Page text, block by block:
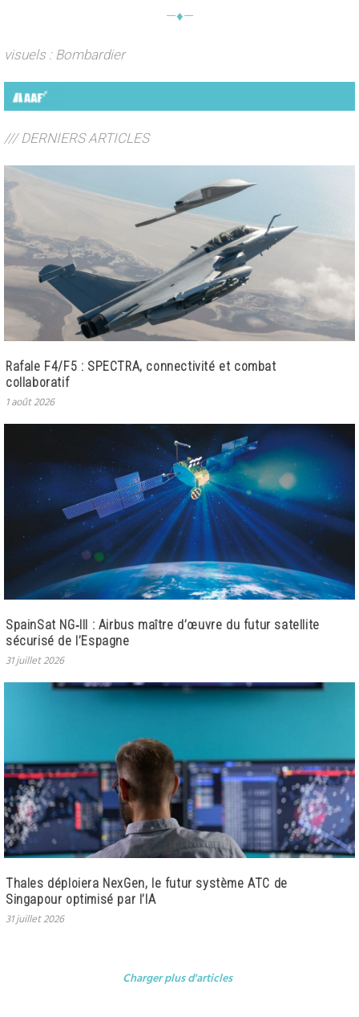
—♦—
visuels : Bombardier
/// DERNIERS ARTICLES
Rafale F4/F5 : SPECTRA, connectivité et combat
collaboratif
1 août 2026
SpainSat NG‑III : Airbus maître d’œuvre du futur satellite
sécurisé de l’Espagne
31 juillet 2026
Thales déploiera NexGen, le futur système ATC de
Singapour optimisé par l’IA
31 juillet 2026
Charger plus d'articles